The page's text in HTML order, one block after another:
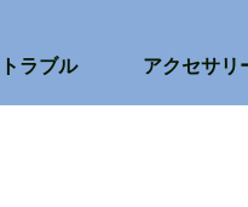
ラブル アクセサリ